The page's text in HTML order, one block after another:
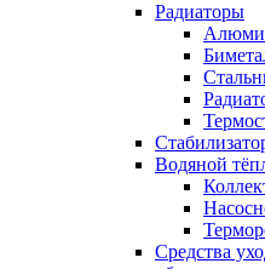
Радиаторы
Водяной
Средства